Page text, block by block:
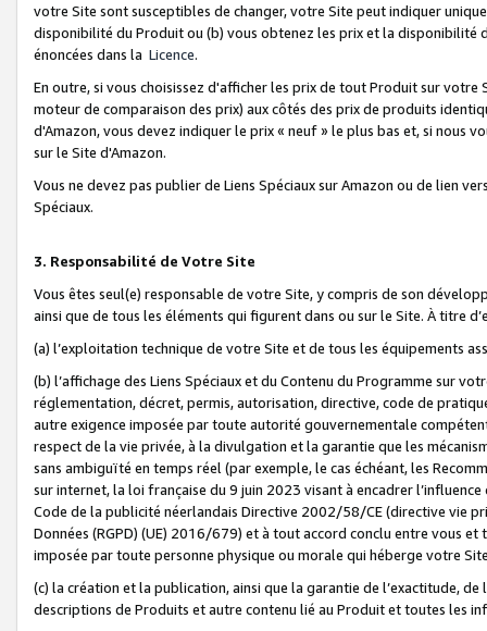
votre Site sont susceptibles de changer, votre Site peut indiquer
disponibilité du Produit ou (b) vous obtenez les prix et la disponibilité
énoncées dans la Licence.
En outre, si vous choisissez d'afficher les prix de tout Produit sur
moteur de comparaison des prix) aux côtés des prix de produits
d'Amazon, vous devez indiquer le prix « neuf » le plus bas et, si nous
sur le Site d'Amazon.
Vous ne devez pas publier de Liens Spéciaux sur Amazon ou de lien
Spéciaux.
3. Responsabilité de Votre Site
Vous êtes seul(e) responsable de votre Site, y compris de son
ainsi que de tous les éléments qui figurent dans ou sur le Site. À titre
(a) l’exploitation technique de votre Site et de tous les équipements
(b) l’affichage des Liens Spéciaux et du Contenu du Programme sur
réglementation, décret, permis, autorisation, directive, code de
autre exigence imposée par toute autorité gouvernementale
respect de la vie privée, à la divulgation et la garantie que les
sans ambiguïté en temps réel (par exemple, le cas échéant, les
sur internet, la loi française du 9 juin 2023 visant à encadrer
Code de la publicité néerlandais Directive 2002/58/CE (directive vie
Données (RGPD) (UE) 2016/679) et à tout accord conclu entre vous
imposée par toute personne physique ou morale qui héberge votre
(c) la création et la publication, ainsi que la garantie de l’exactitude,
descriptions de Produits et autre contenu lié au Produit et toutes les